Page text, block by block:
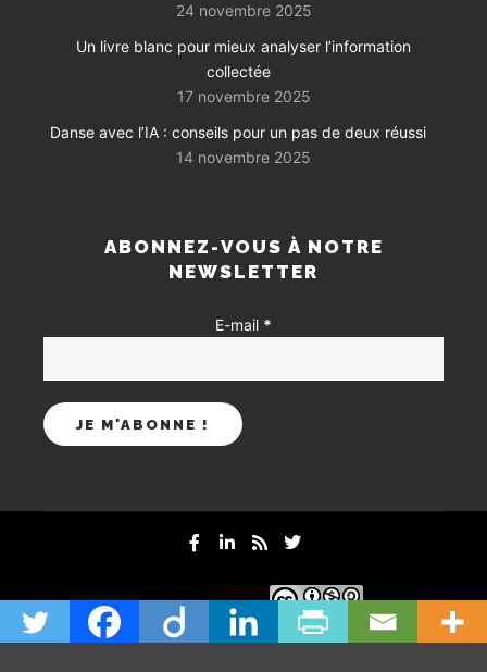
24 novembre 2025
Un livre blanc pour mieux analyser l’information
collectée
17 novembre 2025
Danse avec l’IA : conseils pour un pas de deux réussi
14 novembre 2025
ABONNEZ-VOUS À NOTRE
NEWSLETTER
E-mail *
mentions-legales